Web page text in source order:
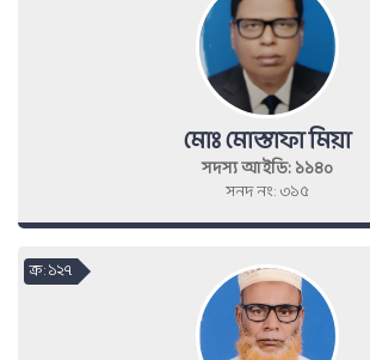
মোঃ মোস্তাফা মিয়া
সদস্য আইডি: ১১৪০
সনদ নং: ৩১৫
ক্র : ১২৭